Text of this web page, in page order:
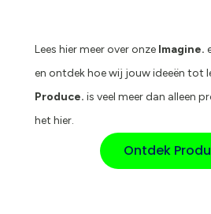
Lees hier meer over onze Imagine.
en ontdek hoe wij jouw ideeën tot
Produce. is veel meer dan alleen
het hier.
Ontdek